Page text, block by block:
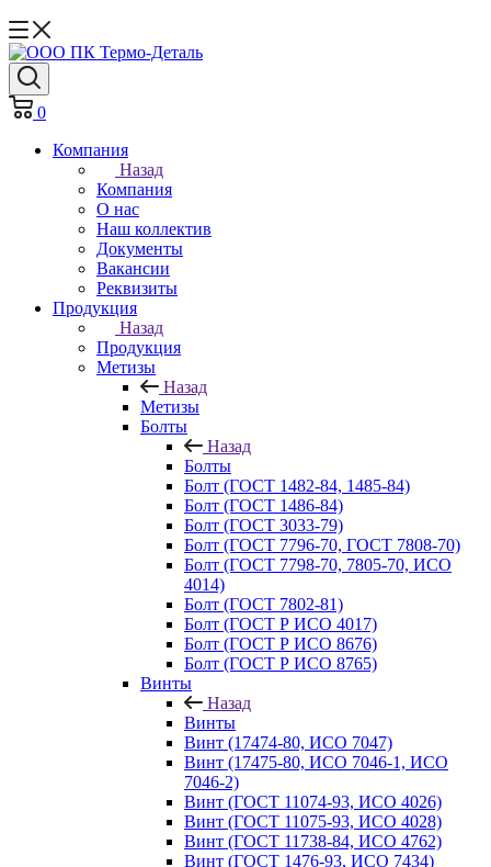
0
Компания
Назад
Компания
О нас
Наш коллектив
Документы
Вакансии
Реквизиты
Продукция
Назад
Продукция
Метизы
Назад
Метизы
Болты
Назад
Болты
Болт (ГОСТ 1482-84, 1485-84)
Болт (ГОСТ 1486-84)
Болт (ГОСТ 3033-79)
Болт (ГОСТ 7796-70, ГОСТ 7808-70)
Болт (ГОСТ 7798-70, 7805-70, ИСО
4014)
Болт (ГОСТ 7802-81)
Болт (ГОСТ Р ИСО 4017)
Болт (ГОСТ Р ИСО 8676)
Болт (ГОСТ Р ИСО 8765)
Винты
Назад
Винты
Винт (17474-80, ИСО 7047)
Винт (17475-80, ИСО 7046-1, ИСО
7046-2)
Винт (ГОСТ 11074-93, ИСО 4026)
Винт (ГОСТ 11075-93, ИСО 4028)
Винт (ГОСТ 11738-84, ИСО 4762)
Винт (ГОСТ 1476-93, ИСО 7434)